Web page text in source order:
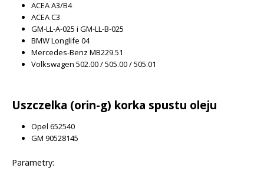
ACEA A3/B4
ACEA C3
GM-LL-A-025 i GM-LL-B-025
BMW Longlife 04
Mercedes-Benz MB229.51
Volkswagen 502.00 / 505.00 / 505.01
Uszczelka (orin-g) korka spustu oleju
Opel 652540
GM 90528145
Parametry: